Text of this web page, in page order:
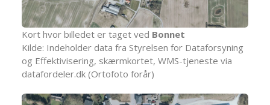
Kort hvor billedet er taget ved Bonnet
Kilde: Indeholder data fra Styrelsen for Dataforsyning
og Effektivisering, skærmkortet, WMS-tjeneste via
datafordeler.dk (Ortofoto forår)